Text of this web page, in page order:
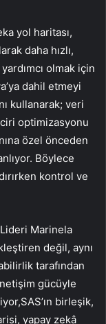
yol haritası,
daha hızlı,
olmak için
dahil etmeyi
kullanarak; veri
optimizasyonu
özel önceden
Böylece
kontrol ve
Marinela
değil, aynı
tarafından
gücüyle
birleşik,
yapay zekâ